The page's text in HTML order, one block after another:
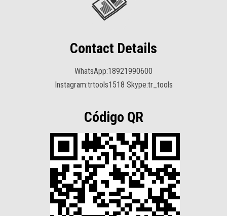
Contact Details
WhatsApp:18921990600
Instagram:trtools1518 Skype:tr_tools
Código QR